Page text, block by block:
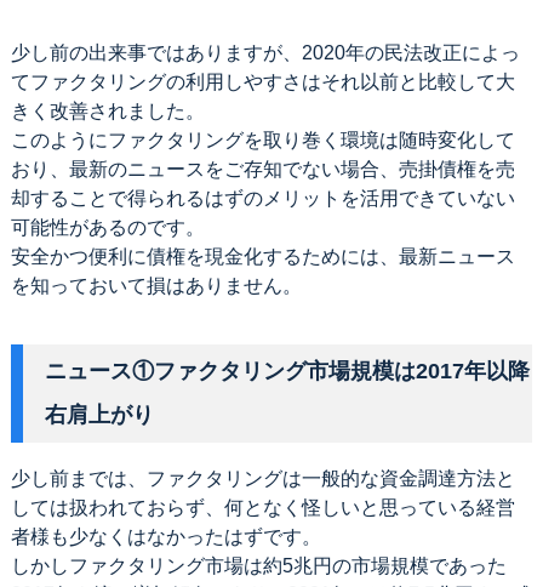
少し前の出来事ではありますが、2020年の民法改正によっ
てファクタリングの利用しやすさはそれ以前と比較して大
きく改善されました。
このようにファクタリングを取り巻く環境は随時変化して
おり、最新のニュースをご存知でない場合、売掛債権を売
却することで得られるはずのメリットを活用できていない
可能性があるのです。
安全かつ便利に債権を現金化するためには、最新ニュース
を知っておいて損はありません。
ニュース①ファクタリング市場規模は2017年以降
右肩上がり
少し前までは、ファクタリングは一般的な資金調達方法と
しては扱われておらず、何となく怪しいと思っている経営
者様も少なくはなかったはずです。
しかしファクタリング市場は約5兆円の市場規模であった